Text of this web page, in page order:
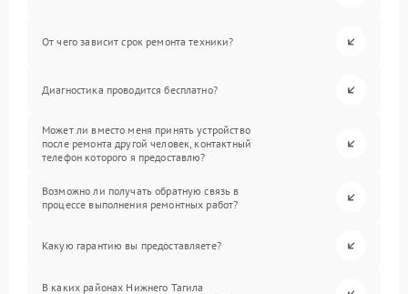
От чего зависит срок ремонта техники?
Диагностика проводится бесплатно?
Может ли вместо меня принять устройство
после ремонта другой человек, контактный
телефон которого я предоставлю?
Возможно ли получать обратную связь в
процессе выполнения ремонтных работ?
Какую гарантию вы предоставляете?
В каких районах Нижнего Тагила